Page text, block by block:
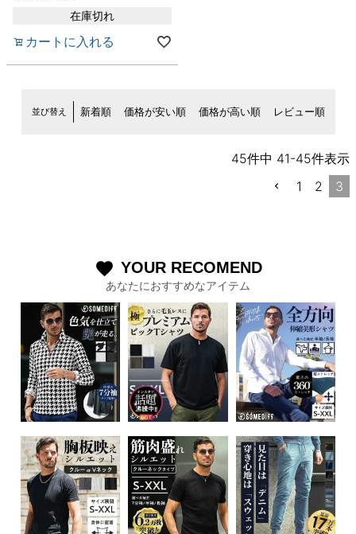
在庫切れ
カートに入れる
並び替え 新着順 価格が安い順 価格が高い順 レビュー順
45件中 41-45件表示
1
2 3
favorite YOUR RECOMEND
あなたにおすすめなアイテム